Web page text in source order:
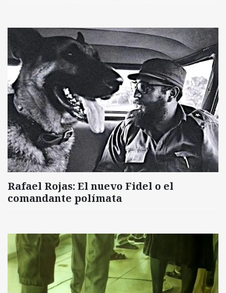
Rafael Rojas: El nuevo Fidel o el
comandante polímata